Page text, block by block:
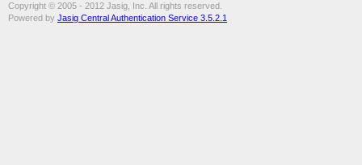
Copyright © 2005 - 2012 Jasig, Inc. All rights reserved.
Powered by Jasig Central Authentication Service 3.5.2.1